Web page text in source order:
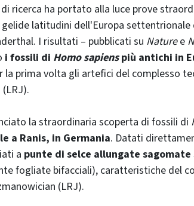
ricerca ha portato alla luce prove
gelide latitudini dell'Europa settentrionale
I risultati – pubblicati su Naturee
i fossili di Homo sapienspiù antichi in
la prima volta gli artefici del complesso
la straordinaria scoperta di fossili di
a Ranis, in Germania. Datati
a punte di selce allungate
fogliate bifacciali), caratteristiche del
(LRJ).